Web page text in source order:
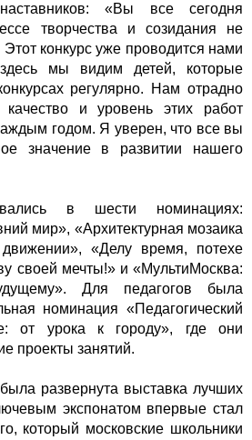
«Вы все сегодня
творчества и созидания не
конкурс уже проводится нами
мы видим детей, которые
регулярно. Нам отрадно
качество и уровень этих работ
годом. Я уверен, что все вы
значение в развитии нашего
в шести номинациях:
мир», «Архитектурная мозаика
«Делу время, потехе
своей мечты!» и «МультиМосква:
Для педагогов была
номинация «Педагогический
от урока к городу», где они
проекты занятий.
развернута выставка лучших
экспонатом впервые стал
который московские школьники